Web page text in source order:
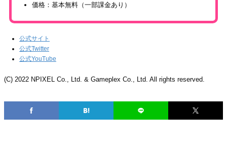
価格：基本無料（一部課金あり）
公式サイト
公式Twitter
公式YouTube
(C) 2022 NPIXEL Co., Ltd. & Gameplex Co., Ltd. All rights reserved.